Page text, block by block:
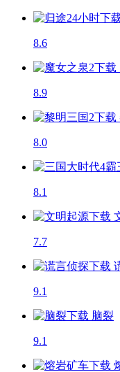
8.6
8.9
8.0
8.1
7.7
9.1
脑裂
9.1